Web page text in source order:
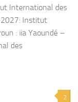
International des
2027: Institut
: iia Yaoundé –
des
2